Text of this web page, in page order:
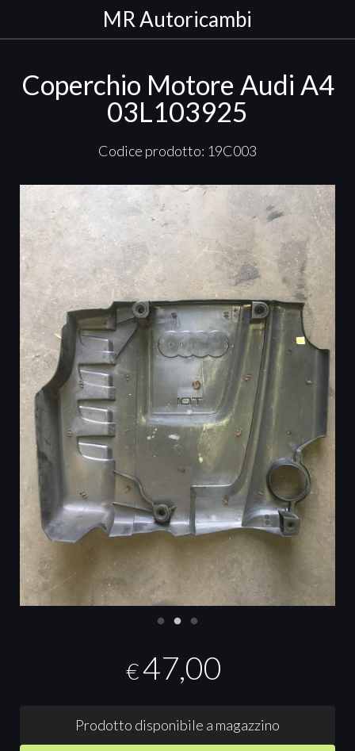
MR Autoricambi
Coperchio Motore Audi A4
03L103925
Codice prodotto: 19C003
€47,00
Prodotto disponibile a magazzino